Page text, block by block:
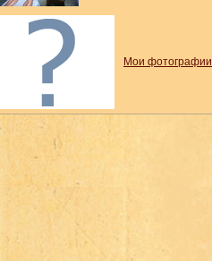
Мои фотографии